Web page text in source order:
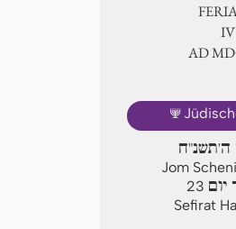
AD
🕎
ה'תשנ"ח
Jom
23
Sefirat